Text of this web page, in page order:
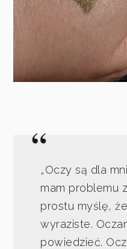
„Oczy są dla
mam problemu
prostu myślę,
wyraziste.
powiedzieć.